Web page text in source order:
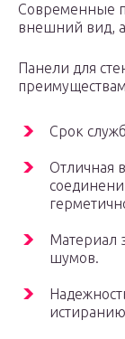
Современные
внешний вид, а
Панели для
Срок
Отличная
Материал
шумов.